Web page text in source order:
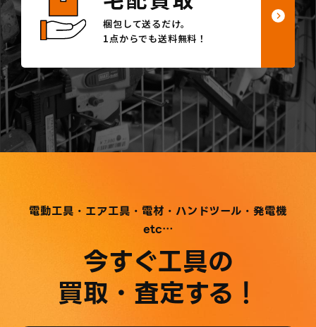
梱包して送るだけ。
1点からでも送料無料！
電動工具・エア工具・電材・ハンドツール・発電機
etc…
今すぐ工具の
買取・査定する！